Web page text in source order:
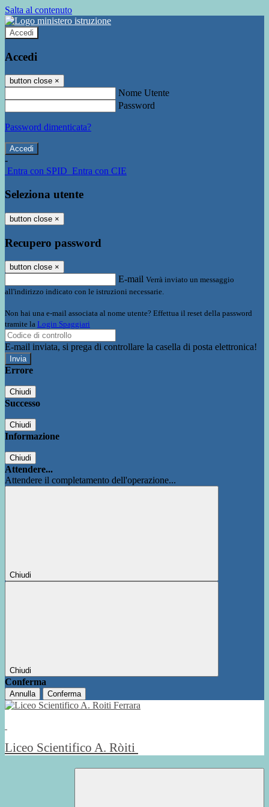
Salta al contenuto
Accedi
Accedi
button close ×
Nome Utente
Password
Password dimenticata?
-
Entra con SPID Entra con CIE
Seleziona utente
button close ×
Recupero password
button close ×
E-mail Verrà inviato un messaggio
all'indirizzo indicato con le istruzioni necessarie.
Non hai una e-mail associata al nome utente? Effettua il reset della password
tramite la Login Spaggiari
E-mail inviata, si prega di controllare la casella di posta elettronica!
Errore
Chiudi
Successo
Chiudi
Informazione
Chiudi
Attendere...
Attendere il completamento dell'operazione...
Chiudi
Chiudi
Conferma
Annulla Conferma
Liceo Scientifico A. Ròiti